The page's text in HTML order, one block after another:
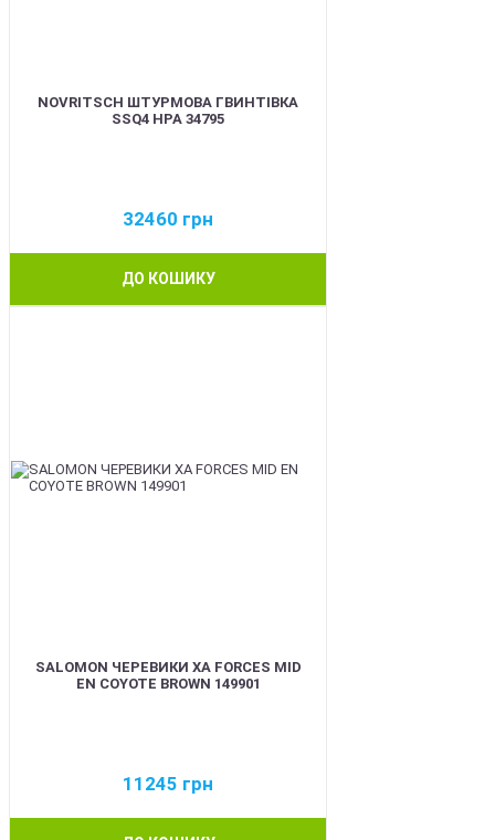
NOVRITSCH ШТУРМОВА ГВИНТІВКА
SSQ4 HPA 34795
32460 грн
ДО КОШИКУ
SALOMON ЧЕРЕВИКИ XA FORCES MID
EN COYOTE BROWN 149901
11245 грн